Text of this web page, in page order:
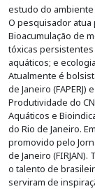
estudo do
O pesquisador
Bioacumulação de
tóxicas
aquáticos; e
Atualmente é
de Janeiro (FAPERJ)
Produtividade do
Aquáticos e
do Rio de Janeiro.
promovido pelo
de Janeiro
o talento de
serviram de